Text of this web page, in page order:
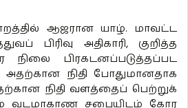
ஆஜரான யாழ். மாவட்ட
பிரிவு அதிகாரி, குறித்த
நிலை பிரகடனப்படுத்தப்பட
நிதி போதுமானதாக
நிதி வளத்தைப் பெற்றுக்
வடமாகாண சபையிடம் கோர